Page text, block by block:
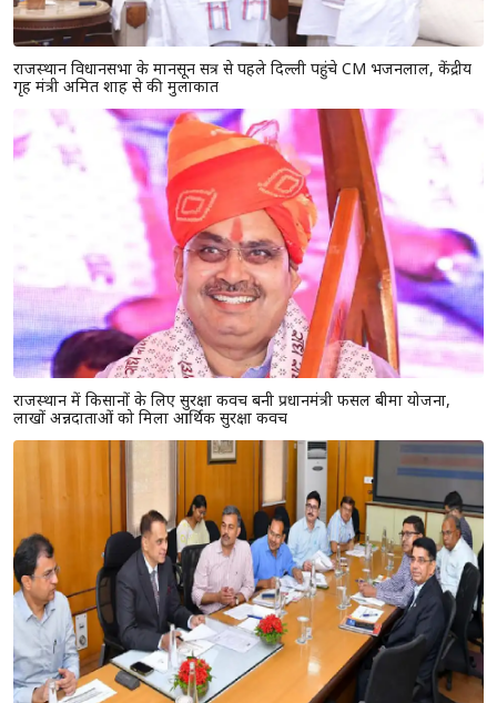
राजस्थान विधानसभा के मानसून सत्र से पहले दिल्ली पहुंचे CM भजनलाल, केंद्रीय
गृह मंत्री अमित शाह से की मुलाकात
राजस्थान में किसानों के लिए सुरक्षा कवच बनी प्रधानमंत्री फसल बीमा योजना,
लाखों अन्नदाताओं को मिला आर्थिक सुरक्षा कवच